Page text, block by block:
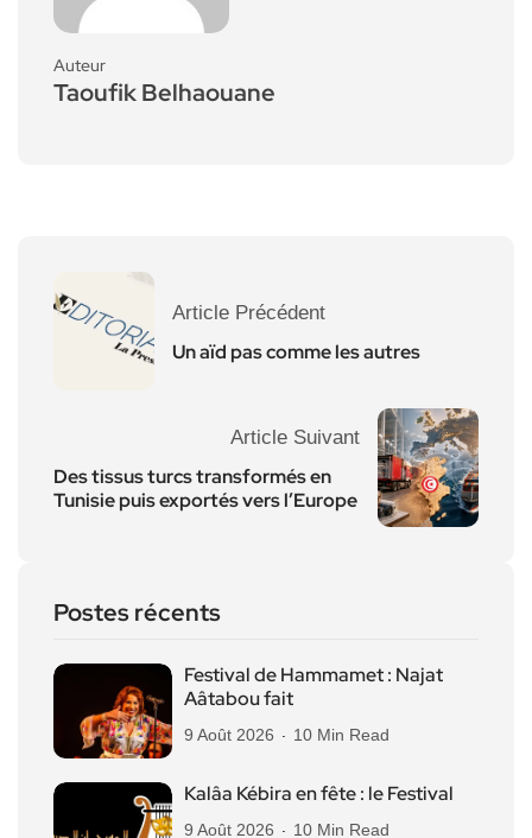
Auteur
Taoufik Belhaouane
Article Précédent
Un aïd pas comme les autres
Article Suivant
Des tissus turcs transformés en
Tunisie puis exportés vers l’Europe
Postes récents
Festival de Hammamet : Najat
Aâtabou fait
9 Août 2026 10 Min Read
Kalâa Kébira en fête : le Festival
9 Août 2026 10 Min Read